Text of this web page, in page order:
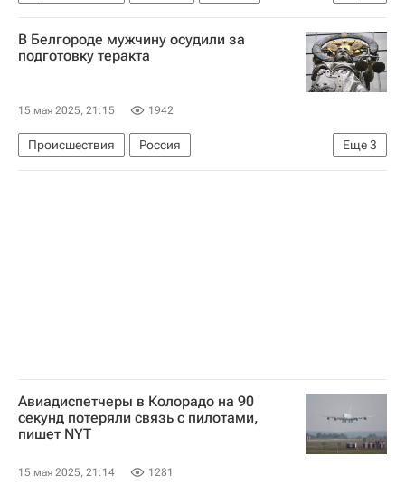
Следственный комитет России (СК РФ)
В Белгороде мужчину осудили за
подготовку теракта
15 мая 2025, 21:15 1942
Еще3
Происшествия
Россия
Белгородская область
Валуйки
Авиадиспетчеры в Колорадо на 90
секунд потеряли связь с пилотами,
пишет NYT
15 мая 2025, 21:14 1281